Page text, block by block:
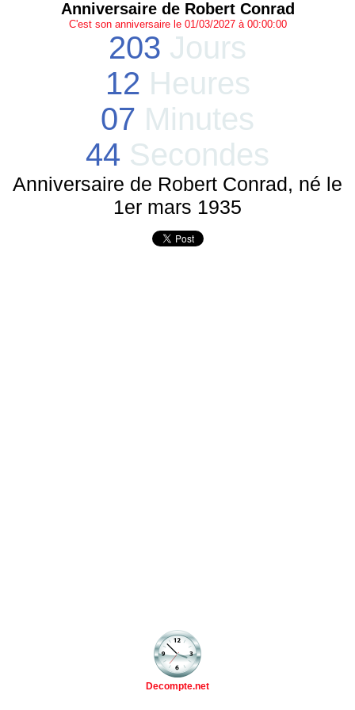
Anniversaire de Robert Conrad
C'est son anniversaire le 01/03/2027 à 00:00:00
203 Jours
12 Heures
07 Minutes
44 Secondes
Anniversaire de Robert Conrad, né le
1er mars 1935
Decompte.net